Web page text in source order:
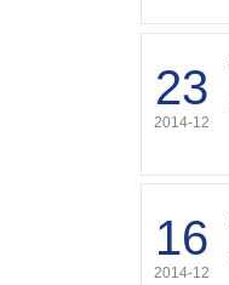
23
2014-12
16
2014-12